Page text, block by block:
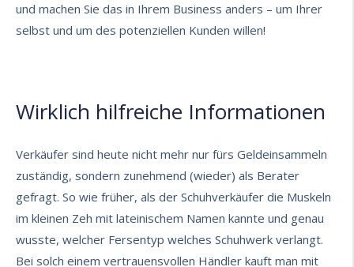
und machen Sie das in Ihrem Business anders – um Ihrer
selbst und um des potenziellen Kunden willen!
Wirklich hilfreiche Informationen
Verkäufer sind heute nicht mehr nur fürs Geldeinsammeln
zuständig, sondern zunehmend (wieder) als Berater
gefragt. So wie früher, als der Schuhverkäufer die Muskeln
im kleinen Zeh mit lateinischem Namen kannte und genau
wusste, welcher Fersentyp welches Schuhwerk verlangt.
Bei solch einem vertrauensvollen Händler kauft man mit